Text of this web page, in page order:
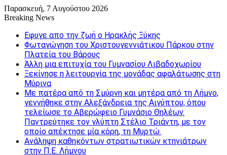
Παρασκευή, 7 Αυγούστου 2026
Breaking News
Εφυγε απο την ζωή o Ηρακλής Ξύκης
Φωταγώγηση του Χριστουγεννιάτικου Πάρκου στην
Πλατεία του Βάρους
Άλλη μια επιτυχία του Γυμνασίου Λιβαδοχωρίου
Ξεκίνησε η λειτουργία της μονάδας αφαλάτωσης στη
Μύρινα
Με πατέρα από τη Σμύρνη και μητέρα από τη Λήμνο,
γεννήθηκε στην Αλεξάνδρεια της Αιγύπτου, όπου
τελείωσε το Αβερώφειο Γυμνάσιο Θηλέων.
Παντρεύτηκε τον γλύπτη Στέλιο Τριάντη, με τον
οποίο απέκτησε μία κόρη, τη Μυρτώ.
Ανάληψη καθηκόντων στρατιωτικών κτηνιάτρων
στην Π.Ε. Λήμνου